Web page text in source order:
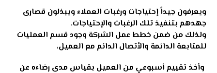
ويعرفون جيداً إحتياجات ورغبات العملاء ويبذلون قصارى
جهدهم بتنفيذ تلك الرغبات والإحتياجات.
ولذلك من ضمن خطط عمل الشركة وجود قسم العمليات
للمتابعة الدائمة والأتصال الدائم مع العميل،
وأخذ تقييم أسبوعي من العميل بقياس مدى رضاءه عن